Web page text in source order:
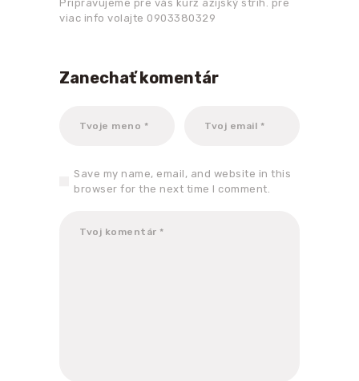
Pripravujeme pre vás kurz azijský strih. pre
viac info volajte 0903380329
Zanechať komentár
Save my name, email, and website in this
browser for the next time I comment.